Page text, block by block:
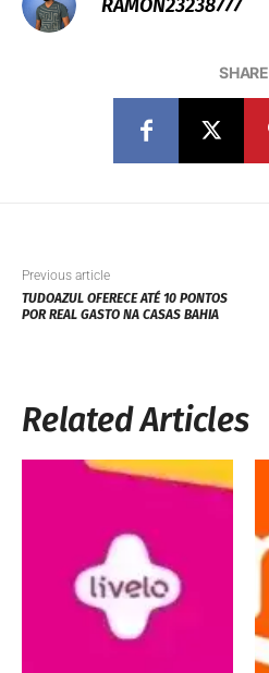
RAMON23238777
SHARE
Previous article
TUDOAZUL OFERECE ATÉ 10 PONTOS
POR REAL GASTO NA CASAS BAHIA
Related Articles